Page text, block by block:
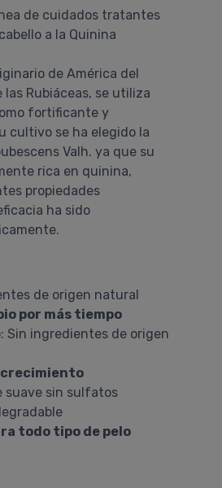
de cuidados tratantes
a la Quinina
de América del
Rubiáceas, se utiliza
fortificante y
cultivo se ha elegido la
Valh. ya que su
rica en quinina,
propiedades
ha sido
de origen natural
por más tiempo
Sin ingredientes de origen
suave sin sulfatos
todo tipo de pelo